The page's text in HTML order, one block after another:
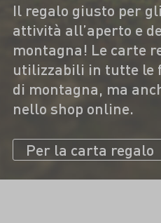
Il regalo giusto per
attività all’aperto e
montagna! Le carte
utilizzabili in tutte le
di montagna, ma
nello shop online.
Per la carta regalo